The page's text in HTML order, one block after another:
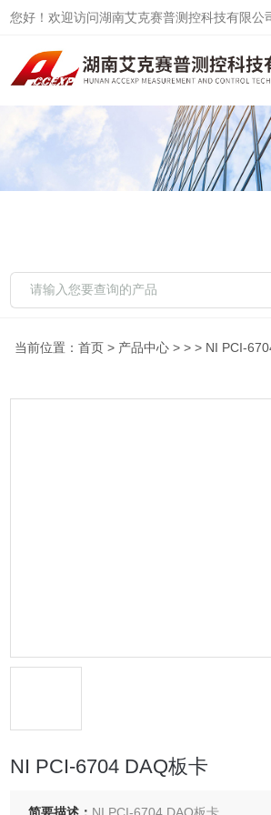
您好！欢迎访问湖南艾克赛普测控科技有限公
当前位置：首页 > 产品中心 > > > NI PCI-
NI PCI-6704 DAQ板卡
简要描述： NI PCI-6704 DAQ板卡